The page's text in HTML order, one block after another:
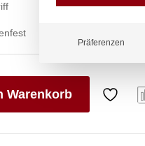
Warenkorb
Präferenzen